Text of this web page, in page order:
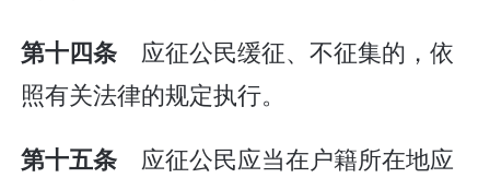
第十四条 应征公民缓征、不征集的，依
照有关法律的规定执行。
第十五条 应征公民应当在户籍所在地应